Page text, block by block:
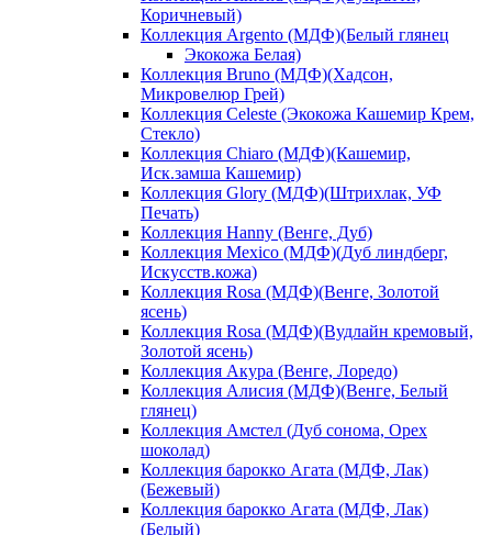
Коричневый)
Коллекция Argento (МДФ)(Белый глянец
Экокожа Белая)
Коллекция Bruno (МДФ)(Хадсон,
Микровелюр Грей)
Коллекция Celeste (Экокожа Кашемир Крем,
Стекло)
Коллекция Chiaro (МДФ)(Кашемир,
Иск.замша Кашемир)
Коллекция Glory (МДФ)(Штрихлак, УФ
Печать)
Коллекция Hanny (Венге, Дуб)
Коллекция Mexico (МДФ)(Дуб линдберг,
Искусств.кожа)
Коллекция Rosa (МДФ)(Венге, Золотой
ясень)
Коллекция Rosa (МДФ)(Вудлайн кремовый,
Золотой ясень)
Коллекция Акура (Венге, Лоредо)
Коллекция Алисия (МДФ)(Венге, Белый
глянец)
Коллекция Амстел (Дуб сонома, Орех
шоколад)
Коллекция барокко Агата (МДФ, Лак)
(Бежевый)
Коллекция барокко Агата (МДФ, Лак)
(Белый)